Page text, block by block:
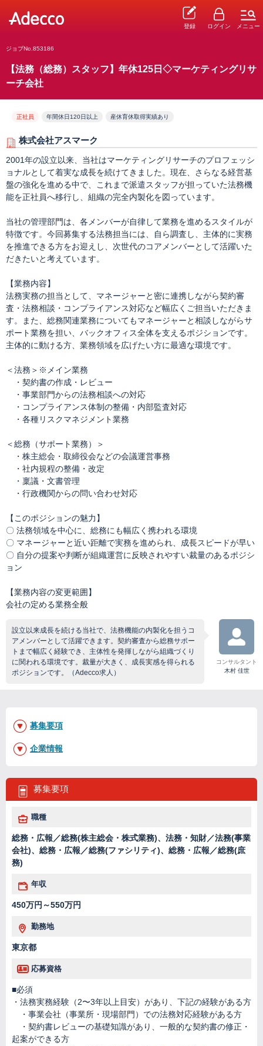
登録 ログイン メニュー
ジョブNo.853186
【法務（総務）スタッフ】年休125日◇マーケティングリサ
ーチ会社
正社員 年間休日120日以上 産休育休取得実績あり
株式会社アスマーク
2001年の設立以来、当社はマーケティングリサーチのプロフェッシ
ョナルとして着実な成長を続けてきました。現在、さらなる経営基
盤の強化を進める中で、これまで派遣スタッフが担っていた法務機
能を正社員へ移行し、組織の完全内製化を図っています。
当社の管理部門は、各メンバーが自律して業務を進めるスタイルが
特徴です。今回募集する法務担当には、自ら調査し、主体的に実務
を推進できる方をお迎えし、次世代のコアメンバーとして活躍いた
だきたいと考えています。
【業務内容】
法務実務の担当として、マネージャーと密に連携しながら契約審
査・法務相談・コンプライアンス対応など幅広くご担当いただきま
す。また、総務関連業務についてもマネージャーと相談しながらサ
ポート業務を担い、バックオフィス全体を支えるポジションです。
主体的に動ける方、業務領域を広げたい方に最適な環境です。
＜法務＞※メイン業務
・契約書の作成・レビュー
・事業部門からの法務相談への対応
・コンプライアンス体制の整備・内部監査対応
・各種リスクマネジメント業務
＜総務（サポート業務）＞
・株主総会・取締役会などの会議運営事務
・社内規程の整備・改定
・稟議・文書管理
・行政機関からの問い合わせ対応
【このポジションの魅力】
〇 法務領域を中心に、総務にも幅広く携われる環境
〇 マネージャーと近い距離で実務を進められ、成長スピードが早い
〇 自分の提案や判断が組織運営に反映されやすい裁量のあるポジシ
ョン
【業務内容の変更範囲】
会社の定める業務全般
設立以来成長を続ける当社で、法務機能の内製化を担うコ
アメンバーとして活躍できます。契約審査から総務サポー
トまで幅広く経験でき、主体性を発揮しながら組織づくり
に関われる環境です。裁量が大きく、成長実感を得られる
ポジションです。（Adecco求人）
コンサルタント
木村 佳世
募集要項
職種
総務・広報／総務(株主総会・株式業務)、法務・知財／法務(事業
会社)、総務・広報／総務(ファシリティ)、総務・広報／総務(庶
務)
年収
450万円～550万円
勤務地
東京都
応募資格
■必須
・法務実務経験（2〜3年以上目安）があり、下記の経験がある方
・事業会社（事業所・現場部門）での法務対応経験がある方
・契約書レビューの基礎知識があり、一般的な契約書の修正・
起案ができる方
募集要項
企業情報